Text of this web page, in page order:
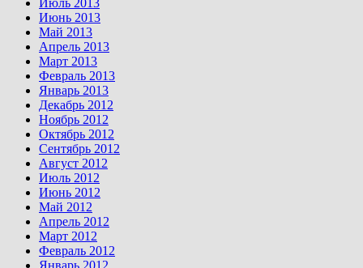
Июль 2013
Июнь 2013
Май 2013
Апрель 2013
Март 2013
Февраль 2013
Январь 2013
Декабрь 2012
Ноябрь 2012
Октябрь 2012
Сентябрь 2012
Август 2012
Июль 2012
Июнь 2012
Май 2012
Апрель 2012
Март 2012
Февраль 2012